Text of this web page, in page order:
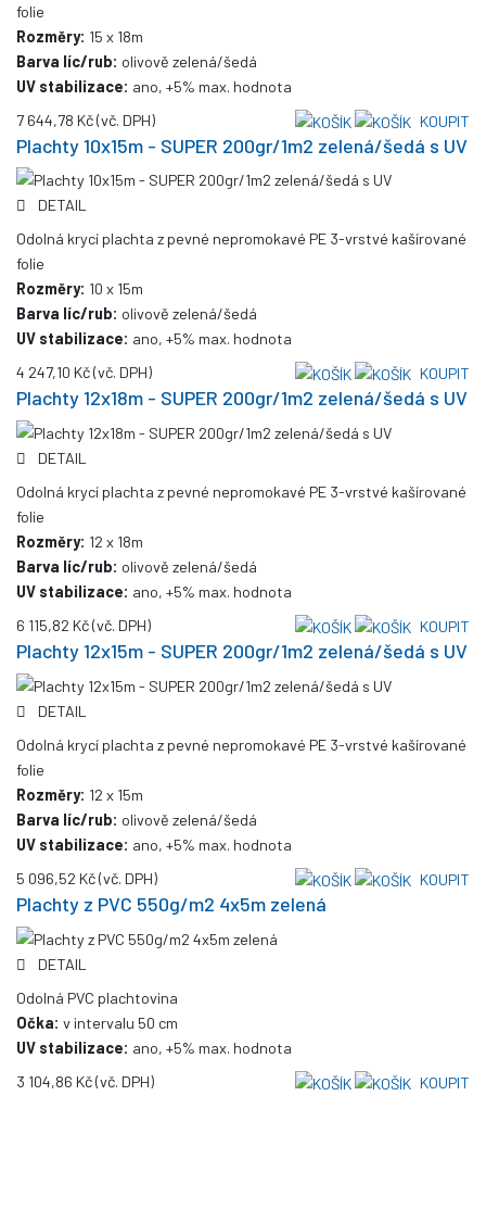
folie
Rozměry: 15 x 18m
Barva líc/rub: olivově zelená/šedá
UV stabilizace: ano, +5% max. hodnota
7 644,78 Kč(vč. DPH) KOUPIT
Plachty 10x15m - SUPER 200gr/1m2 zelená/šedá s UV
DETAIL
Odolná krycí plachta z pevné nepromokavé PE 3-vrstvé kašírované
folie
Rozměry: 10 x 15m
Barva líc/rub: olivově zelená/šedá
UV stabilizace: ano, +5% max. hodnota
4 247,10 Kč(vč. DPH) KOUPIT
Plachty 12x18m - SUPER 200gr/1m2 zelená/šedá s UV
DETAIL
Odolná krycí plachta z pevné nepromokavé PE 3-vrstvé kašírované
folie
Rozměry: 12 x 18m
Barva líc/rub: olivově zelená/šedá
UV stabilizace: ano, +5% max. hodnota
6 115,82 Kč(vč. DPH) KOUPIT
Plachty 12x15m - SUPER 200gr/1m2 zelená/šedá s UV
DETAIL
Odolná krycí plachta z pevné nepromokavé PE 3-vrstvé kašírované
folie
Rozměry: 12 x 15m
Barva líc/rub: olivově zelená/šedá
UV stabilizace: ano, +5% max. hodnota
5 096,52 Kč(vč. DPH) KOUPIT
Plachty z PVC 550g/m2 4x5m zelená
DETAIL
Odolná PVC plachtovina
Očka: v intervalu 50 cm
UV stabilizace: ano, +5% max. hodnota
3 104,86 Kč(vč. DPH) KOUPIT